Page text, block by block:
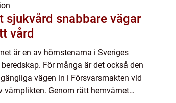
snabbare vägar
vård
är en av hörnstenarna i Sveriges
För många är det också den
vägen in i Försvarsmakten vid
värnplikten. Genom rätt hemvärnet